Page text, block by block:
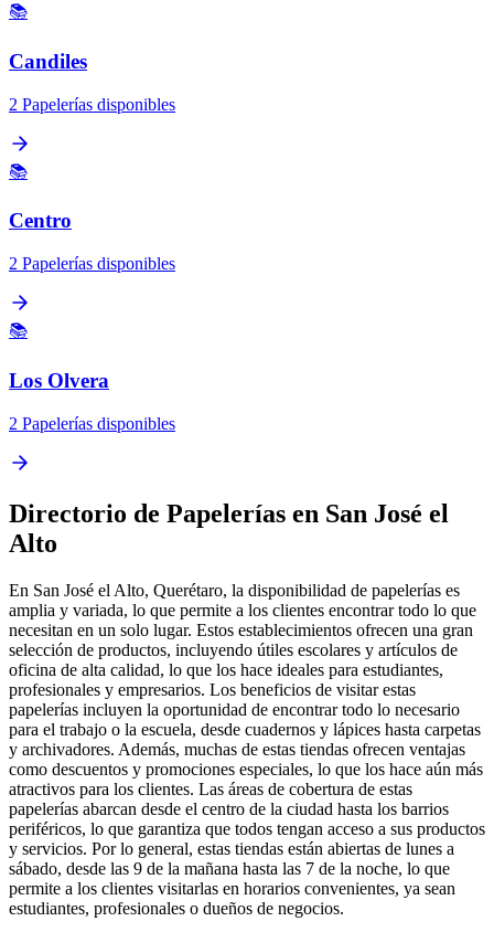
📚
Candiles
2 Papelerías disponibles
📚
Centro
2 Papelerías disponibles
📚
Los Olvera
2 Papelerías disponibles
Directorio de Papelerías en San José el
Alto
En San José el Alto, Querétaro, la disponibilidad de papelerías es
amplia y variada, lo que permite a los clientes encontrar todo lo que
necesitan en un solo lugar. Estos establecimientos ofrecen una gran
selección de productos, incluyendo útiles escolares y artículos de
oficina de alta calidad, lo que los hace ideales para estudiantes,
profesionales y empresarios. Los beneficios de visitar estas
papelerías incluyen la oportunidad de encontrar todo lo necesario
para el trabajo o la escuela, desde cuadernos y lápices hasta carpetas
y archivadores. Además, muchas de estas tiendas ofrecen ventajas
como descuentos y promociones especiales, lo que los hace aún más
atractivos para los clientes. Las áreas de cobertura de estas
papelerías abarcan desde el centro de la ciudad hasta los barrios
periféricos, lo que garantiza que todos tengan acceso a sus productos
y servicios. Por lo general, estas tiendas están abiertas de lunes a
sábado, desde las 9 de la mañana hasta las 7 de la noche, lo que
permite a los clientes visitarlas en horarios convenientes, ya sean
estudiantes, profesionales o dueños de negocios.